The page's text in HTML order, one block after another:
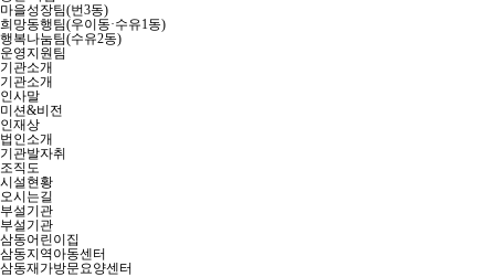
마을성장팀(번3동)
희망동행팀(우이동·수유1동)
행복나눔팀(수유2동)
운영지원팀
기관소개
기관소개
인사말
미션&비전
인재상
법인소개
기관발자취
조직도
시설현황
오시는길
부설기관
부설기관
삼동어린이집
삼동지역아동센터
삼동재가방문요양센터